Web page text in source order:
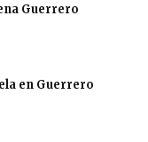
Guerrero
en Guerrero